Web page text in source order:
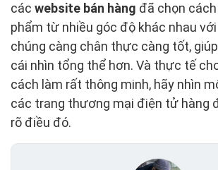
các website bán hàng đã chọn
phẩm từ nhiều góc độ khác nhau
chúng càng chân thực càng tốt,
cái nhìn tổng thể hơn. Và thực tế
cách làm rất thông minh, hãy nhìn
các trang thương mại điện tử hàng
rõ điều đó.